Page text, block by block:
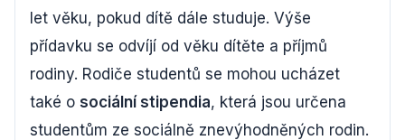
let věku, pokud dítě dále studuje. Výše
přídavku se odvíjí od věku dítěte a příjmů
rodiny. Rodiče studentů se mohou ucházet
také o sociální stipendia, která jsou určena
studentům ze sociálně znevýhodněných rodin.